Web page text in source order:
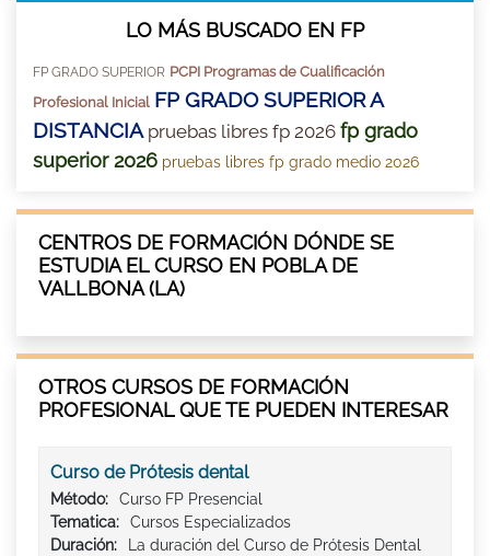
LO MÁS BUSCADO EN FP
FP GRADO SUPERIOR PCPI Programas de Cualificación
Profesional Inicial FP GRADO SUPERIOR A
DISTANCIA pruebas libres fp 2026 fp grado
superior 2026 pruebas libres fp grado medio 2026
CENTROS DE FORMACIÓN DÓNDE SE
ESTUDIA EL CURSO EN POBLA DE
VALLBONA (LA)
OTROS CURSOS DE FORMACIÓN
PROFESIONAL QUE TE PUEDEN INTERESAR
Curso de Prótesis dental
Método:
Curso FP Presencial
Tematica:
Cursos Especializados
Duración:
La duración del Curso de Prótesis Dental